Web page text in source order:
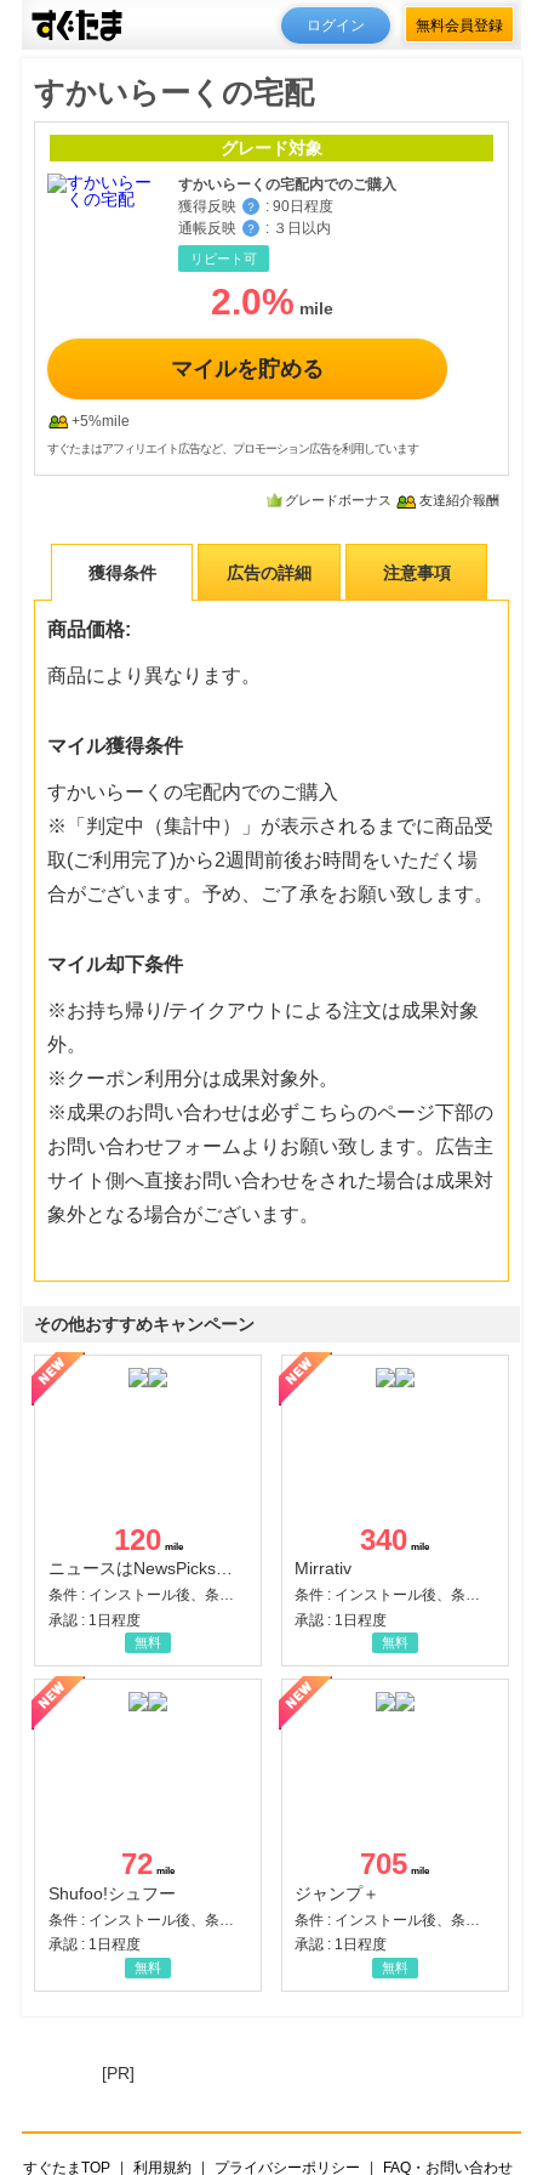
ログイン 無料会員登録
すかいらーくの宅配
グレード対象
すかいらーくの宅配内でのご購入
獲得反映
？ : 90日程度
通帳反映
？ : ３日以内
リピート可
2.0%
マイルを貯める
+5%mile
すぐたまはアフィリエイト広告など、プロモーション広告を利用しています
グレードボーナス 友達紹介報酬
獲得条件 広告の詳細 注意事項
商品価格:
商品により異なります。
マイル獲得条件
すかいらーくの宅配内でのご購入
※「判定中（集計中）」が表示されるまでに商品受
取(ご利用完了)から2週間前後お時間をいただく場
合がございます。予め、ご了承をお願い致します。
マイル却下条件
※お持ち帰り/テイクアウトによる注文は成果対象
外。
※クーポン利用分は成果対象外。
※成果のお問い合わせは必ずこちらのページ下部の
お問い合わせフォームよりお願い致します。広告主
サイト側へ直接お問い合わせをされた場合は成果対
象外となる場合がございます。
その他おすすめキャンペーン
120
ニュースはNewsPicks｜経済ニュース・就活・ビジネス
条件 : インストール後、条件達成
承認 : 1日程度
無料
340
Mirrativ
条件 : インストール後、条件達成
承認 : 1日程度
無料
72
Shufoo!シュフー
承認 : 1日程度
無料
705
ジャンプ＋
承認 : 1日程度
無料
[PR]
すぐたまTOP 利用規約 プライバシーポリシー FAQ・お問い合わせ